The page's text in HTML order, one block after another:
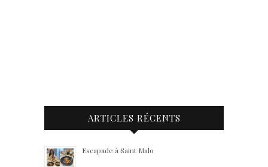
ARTICLES RÉCENTS
Escapade à Saint Malo